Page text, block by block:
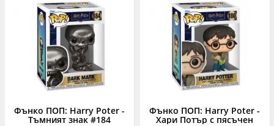
Фънко ПОП: Harry Poter -
Тъмният знак #184
Фънко ПОП: Harry Poter -
Хари Потър с пясъчен